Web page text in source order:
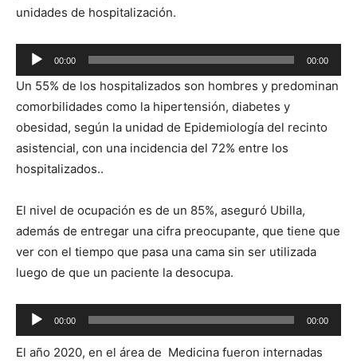
unidades de hospitalización.
Reproductor
de
audio
00:00 00:00
Un 55% de los hospitalizados son hombres y predominan
comorbilidades como la hipertensión, diabetes y
obesidad, según la unidad de Epidemiología del recinto
asistencial, con una incidencia del 72% entre los
hospitalizados..
El nivel de ocupación es de un 85%, aseguró Ubilla,
además de entregar una cifra preocupante, que tiene que
ver con el tiempo que pasa una cama sin ser utilizada
luego de que un paciente la desocupa.
Reproductor
de
audio
00:00 00:00
El año 2020, en el área de Medicina fueron internadas